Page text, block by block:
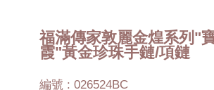
福滿傳家敦麗金煌系列"
霞"黃金珍珠手鏈/項鏈
編號 : 026524BC